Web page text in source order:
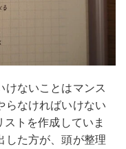
けないことはマンス
らなければいけない
トを作成していま
した方が、頭が整理